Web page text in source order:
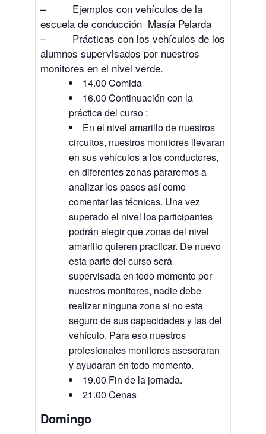
– Ejemplos con vehículos de la
escuela de conducción Masía Pelarda
– Prácticas con los vehículos de los
alumnos supervisados por nuestros
monitores en el nivel verde.
14.00 Comida
16.00 Continuación con la
práctica del curso :
En el nivel amarillo de nuestros
circuitos, nuestros monitores llevaran
en sus vehículos a los conductores,
en diferentes zonas pararemos a
analizar los pasos así como
comentar las técnicas. Una vez
superado el nivel los participantes
podrán elegir que zonas del nivel
amarillo quieren practicar. De nuevo
esta parte del curso será
supervisada en todo momento por
nuestros monitores, nadie debe
realizar ninguna zona si no esta
seguro de sus capacidades y las del
vehículo. Para eso nuestros
profesionales monitores asesoraran
y ayudaran en todo momento.
19.00 Fin de la jornada.
21.00 Cenas
Domingo